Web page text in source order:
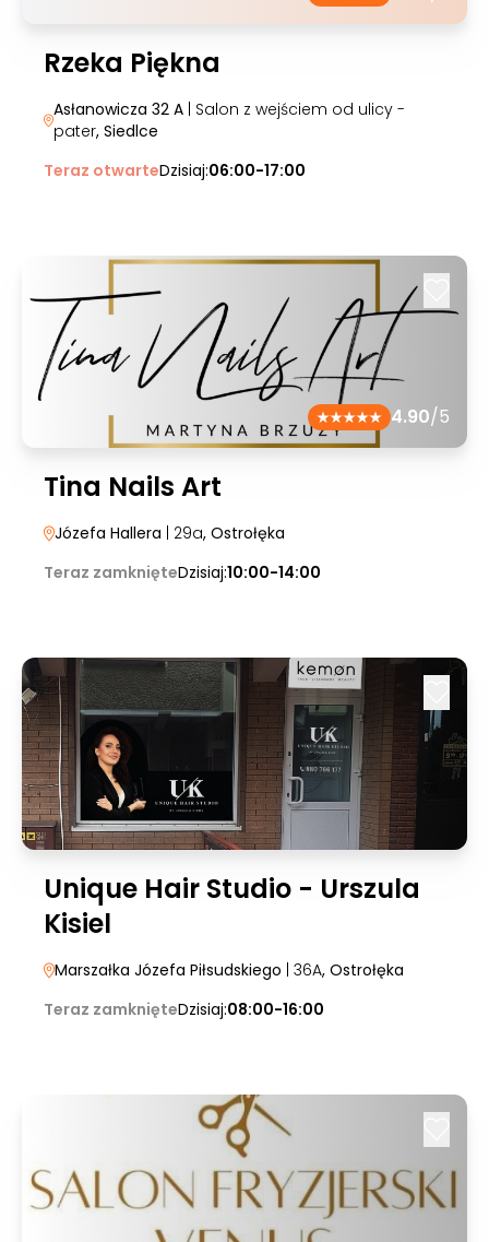
Rzeka Piękna
Asłanowicza 32 A| Salon z wejściem od ulicy -
pater, Siedlce
Teraz otwarteDzisiaj:06:00-17:00
4.90/5
Tina Nails Art
Józefa Hallera | 29a, Ostrołęka
Teraz zamknięteDzisiaj:10:00-14:00
Unique Hair Studio - Urszula
Kisiel
Marszałka Józefa Piłsudskiego | 36A, Ostrołęka
Teraz zamknięteDzisiaj:08:00-16:00